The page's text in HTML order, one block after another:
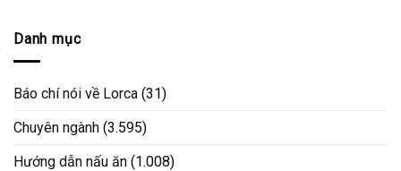
Danh mục
Báo chí nói về Lorca (31)
Chuyên ngành (3.595)
Hướng dẫn nấu ăn (1.008)